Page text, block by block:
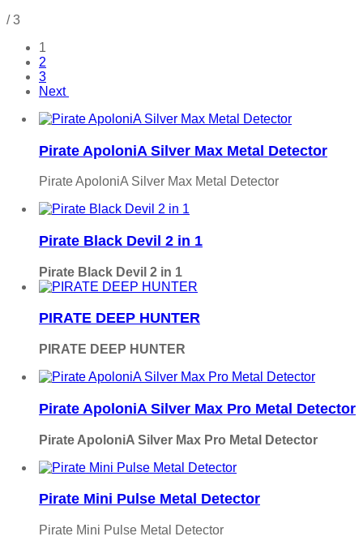
/ 3
1
2
3
Next
Pirate ApoloniA Silver Max Metal Detector
Pirate ApoloniA Silver Max Metal Detector
Pirate Black Devil 2 in 1
Pirate Black Devil 2 in 1
PIRATE DEEP HUNTER
PIRATE DEEP HUNTER
Pirate ApoloniA Silver Max Pro Metal Detector
Pirate ApoloniA Silver Max Pro Metal Detector
Pirate Mini Pulse Metal Detector
Pirate Mini Pulse Metal Detector